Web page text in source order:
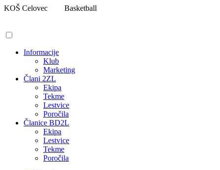
Pojdi
KOŠ Celovec Basketball
Informacije
Klub
Marketing
Člani 2ZL
Ekipa
Tekme
Lestvice
Poročila
Članice BD2L
Ekipa
Lestvice
Tekme
Poročila